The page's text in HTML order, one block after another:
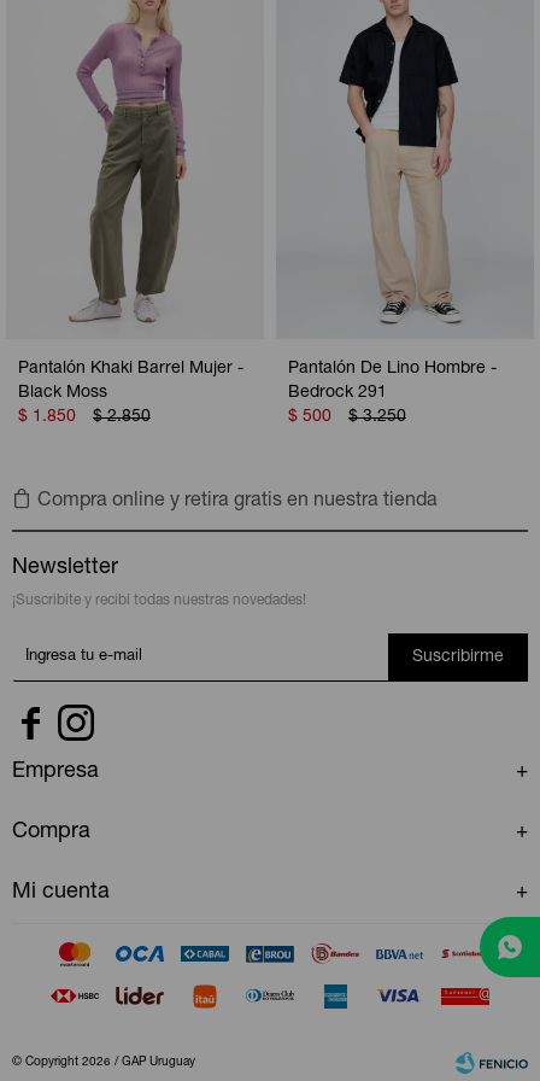
Pantalón Khaki Barrel Mujer -
Black Moss
$ 1.850 $ 2.850
Pantalón De Lino Hombre -
Bedrock 291
$ 500 $ 3.250
Compra online y retira gratis en nuestra tienda
Newsletter
¡Suscribite y recibí todas nuestras novedades!
Suscribirme
 
Empresa
Compra
Mi cuenta
© Copyright 2026 / GAP Uruguay
Camperas
Musculosas
Shorts
Vestidos y polleras
Pijamas
Camperas
Chalecos
Shorts
Polos
Camperas
Chalecos
Ropa interior
Camperas
Pijamas